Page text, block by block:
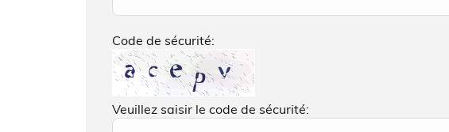
Code de sécurité:
Veuillez saisir le code de sécurité: